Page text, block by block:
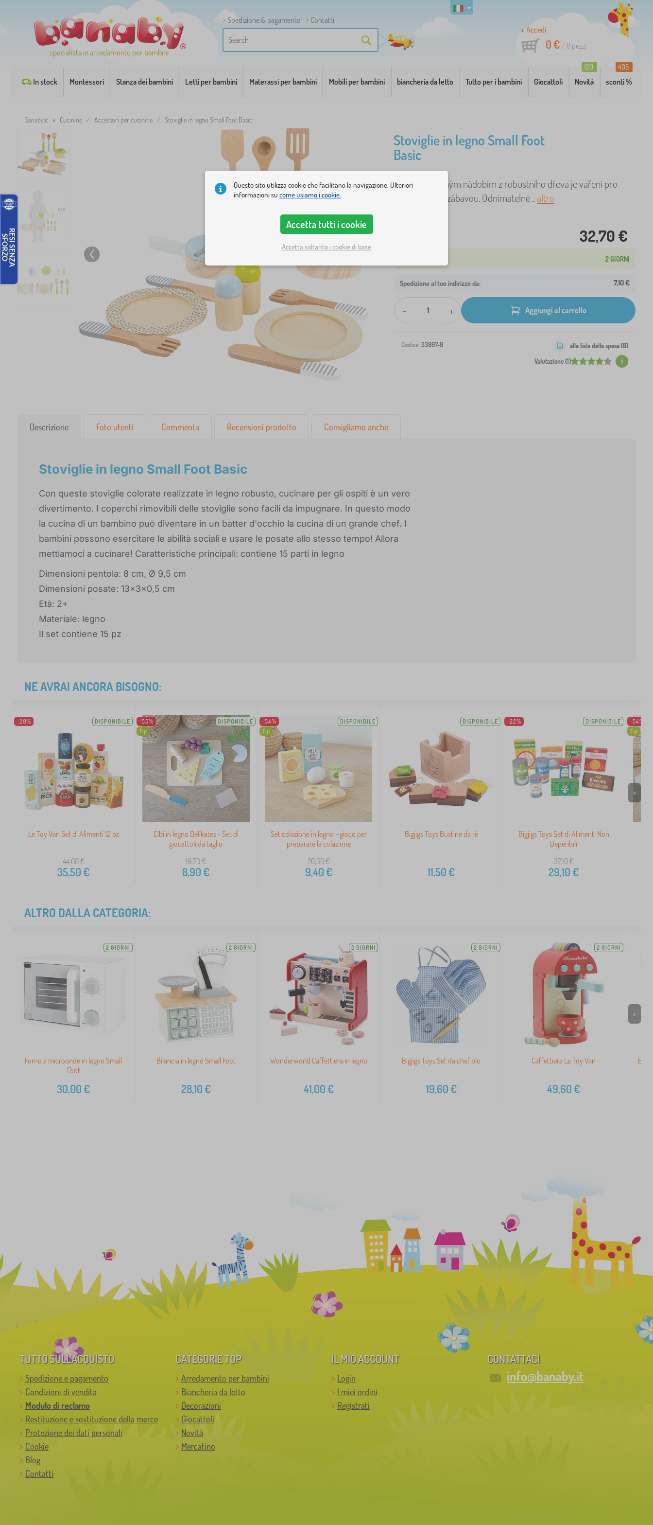
specialista in arredamento per bambini
Spedizione & pagamento
Contatti
Accedi
0 €/ 0 pezzi
In stock Montessori Stanza dei bambini Letti per bambini Materassi per bambini Mobili per bambini biancheria da letto Tutto per i bambini Giocattoli Novità
120
sconti %
405
Banaby.it » Cucinine / Accessori per cucinine / Stoviglie in legno Small Foot Basic
Stoviglie in legno Small Foot
Basic
S tímto barevným nádobím z robustního dřeva je vaření pro
hosty skvělou zábavou. Odnímatelné ..altro
32,70 €
2 GIORNI
Spedizione al tuo indirizzo da: 7,10 €
- + Aggiungi al carrello
Codice: 33997-0
Valutazione (1) 4
alla lista della spesa (0)
Descrizione Foto utenti Commenta Recensioni prodotto Consigliamo anche
Stoviglie in legno Small Foot Basic
Con queste stoviglie colorate realizzate in legno robusto, cucinare per gli ospiti è un vero
divertimento. I coperchi rimovibili delle stoviglie sono facili da impugnare. In questo modo
la cucina di un bambino può diventare in un batter d'occhio la cucina di un grande chef. I
bambini possono esercitare le abilità sociali e usare le posate allo stesso tempo! Allora
mettiamoci a cucinare! Caratteristiche principali: contiene 15 parti in legno
Dimensioni pentola: 8 cm, Ø 9,5 cm
Dimensioni posate: 13x3x0,5 cm
Età: 2+
Materiale: legno
Il set contiene 15 pz
NE AVRAI ANCORA BISOGNO:
-20% DISPONIBILE
Le Toy Van Set di Alimenti 12 pz
44,60€
35,50€
-55%
Tip
DISPONIBILE
Cibi in legno Delikates - Set di
giocattoli da taglio
19,70€
8,90€
-54%
Tip
DISPONIBILE
Set colazione in legno - gioco per
preparare la colazione
20,30€
9,40€
DISPONIBILE
Bigjigs Toys Bustine da tè
11,50€
-22% DISPONIBILE
Bigjigs Toys Set di Alimenti Non
Deperibili
37,10€
29,10€
-54%
Tip
>
ALTRO DALLA CATEGORIA:
2 GIORNI
Forno a microonde in legno Small
Foot
30,00€
2 GIORNI
Bilancia in legno Small Foot
28,10€
2 GIORNI
Wonderworld Caffettiera in legno
41,00€
2 GIORNI
Bigjigs Toys Set da chef blu
19,60€
2 GIORNI
Caffettiera Le Toy Van
49,60€
>
TUTTO SULL’ACQUISTO
Spedizione e pagamento
Condizioni di vendita
Modulo di reclamo
Restituzione e sostituzione della merce
Protezione dei dati personali
Cookie
Blog
Contatti
CATEGORIE TOP
Arredamento per bambini
Biancheria da letto
Decorazioni
Giocattoli
Novità
Mercatino
IL MIO ACCOUNT
Login
I miei ordini
Registrati
CONTATTACI
info@banaby.it
Questo sito utilizza cookie che facilitano la navigazione. Ulteriori
informazioni su come usiamo i cookie.
Accetta tutti i cookie
Accetta soltanto i cookie di base